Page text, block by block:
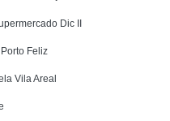
Dic II
Feliz
Vila Areal